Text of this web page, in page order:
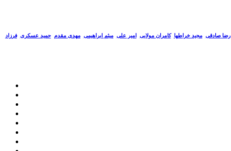
رضا صادقی مجید خراطها کامران مولایی امیر علی میثم ابراهیمی مهدی مقدم حمید عسکری فرزاد